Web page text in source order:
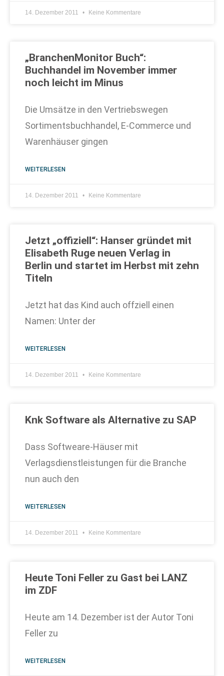
14. Dezember 2011 Keine Kommentare
„BranchenMonitor Buch“:
Buchhandel im November immer
noch leicht im Minus
Die Umsätze in den Vertriebswegen
Sortimentsbuchhandel, E-Commerce und
Warenhäuser gingen
WEITERLESEN
14. Dezember 2011 Keine Kommentare
Jetzt „offiziell“: Hanser gründet mit
Elisabeth Ruge neuen Verlag in
Berlin und startet im Herbst mit zehn
Titeln
Jetzt hat das Kind auch offziell einen
Namen: Unter der
WEITERLESEN
14. Dezember 2011 Keine Kommentare
Knk Software als Alternative zu SAP
Dass Softweare-Häuser mit
Verlagsdienstleistungen für die Branche
nun auch den
WEITERLESEN
14. Dezember 2011 Keine Kommentare
Heute Toni Feller zu Gast bei LANZ
im ZDF
Heute am 14. Dezember ist der Autor Toni
Feller zu
WEITERLESEN